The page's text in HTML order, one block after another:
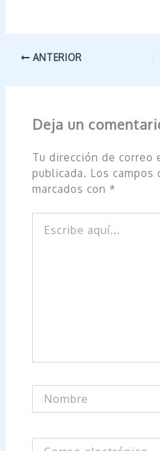
ANTERIOR
Deja un
Tu dirección de correo
publicada. Los
marcados con *
aquí...